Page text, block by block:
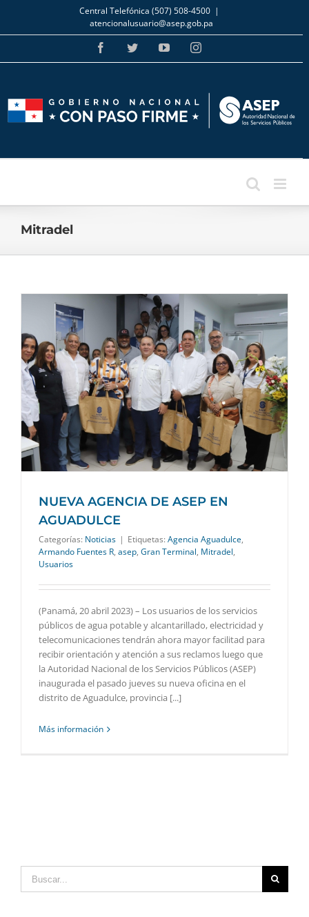
Skip
to
content
Central Telefónica (507) 508-4500 |
atencionalusuario@asep.gob.pa
FacebookTwitterYouTubeInstagram
Mitradel
NUEVA AGENCIA DE ASEP EN
AGUADULCE
Categorías: Noticias | Etiquetas: Agencia Aguadulce,
Armando Fuentes R, asep, Gran Terminal, Mitradel,
Usuarios
(Panamá, 20 abril 2023) – Los usuarios de los servicios
públicos de agua potable y alcantarillado, electricidad y
telecomunicaciones tendrán ahora mayor facilitad para
recibir orientación y atención a sus reclamos luego que
la Autoridad Nacional de los Servicios Públicos (ASEP)
inaugurada el pasado jueves su nueva oficina en el
distrito de Aguadulce, provincia [...]
Más información